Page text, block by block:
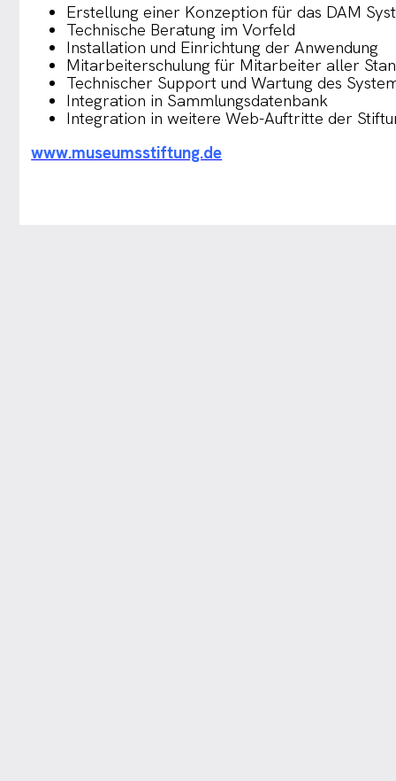
Erstellung einer Konzeption für das DAM
Technische Beratung im Vorfeld
Installation und Einrichtung der Anwendung
Mitarbeiterschulung für Mitarbeiter aller
Technischer Support und Wartung des
Integration in Sammlungsdatenbank
Integration in weitere Web-Auftritte der
www.museumsstiftung.de